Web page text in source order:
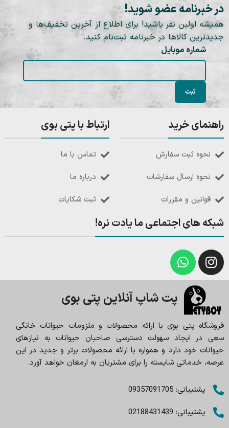
در خبرنامه عضو شوید!
همیشه اولین نفر باشید! برای اطلاع از آخرین تخفیف‌ها و
جدیدترین کالاها در خبرنامه ثبت‌نام کنید.
شماره موبایل
راهنمای خرید
نحوه ثبت سفارش
نحوه ارسال سفارشات
قوانین و مقررات
ارتباط با پتی بوی
تماس با ما
درباره ما
ثبت شکایات
شبکه های اجتماعی ما یادت نره!
پت شاپ آنلاین پتی بوی
فروشگاه پتی بوی با ارائه محصولات و ملزومات حیوانات خانگی
سعی در ایجاد سهولت دسترسی صاحبان حیوانات به نیازهای
حیوانات خود دارد و همواره با ارائه محصولات برتر و جدید در این
عرصه، خدماتی شایسته را برای مشتریان به ارمغان خواهد آورد.
پشتیبانی: 09357091705
پشتیبانی: 02188431439